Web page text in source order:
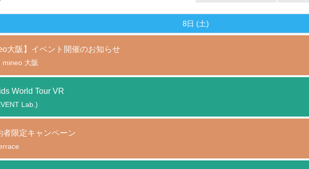
8日 (土)
大阪】イベント開催のお知らせ
mineo 大阪
World TourVR
Lab.)
者限定キャンペーン